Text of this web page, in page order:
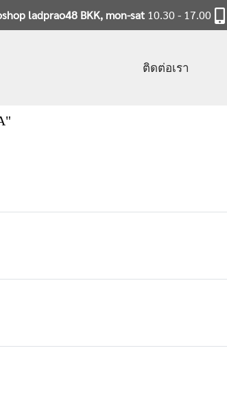
ladprao48 BKK, mon-sat 10.30 - 17.00
ติดต่อเรา